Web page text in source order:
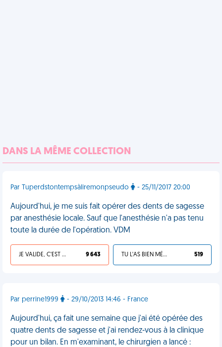
DANS LA MÊME COLLECTION
Par Tuperdstontempsàliremonpseudo - 25/11/2017 20:00
Aujourd'hui, je me suis fait opérer des dents de sagesse
par anesthésie locale. Sauf que l'anesthésie n'a pas tenu
toute la durée de l'opération. VDM
JE VALIDE, C'EST UNE VDM 9 643 TU L'AS BIEN MÉRITÉ 519
Par perrine1999 - 29/10/2013 14:46 - France
Aujourd'hui, ça fait une semaine que j'ai été opérée des
quatre dents de sagesse et j'ai rendez-vous à la clinique
pour un bilan. En m'examinant, le chirurgien a lancé :